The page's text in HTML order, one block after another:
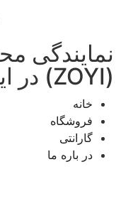
نمایندگی
(ZOYI) در ایران
خانه
فروشگاه
گارانتی
در باره ما